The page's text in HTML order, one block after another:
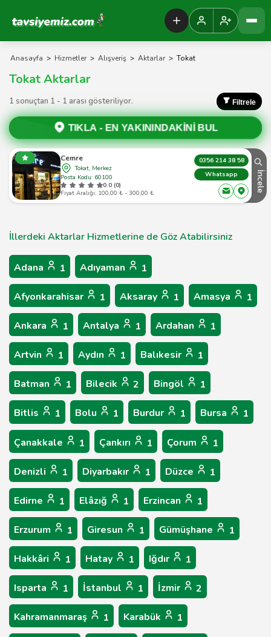
Tavsiyemiz Anasayfa
Anasayfa > Hizmetler > Alışveriş > Aktarlar > Tokat
Tokat Aktarlar
1 sonuçtan 1 - 1 arası gösteriliyor. Filtrele
TIKLA - EN YAKININDAKİNİ BUL
Cemre
Tokat, Merkez
Posta Kodu: 60100
0.0 (0)
Fiyat Aralığı: 100,00 ₺ - 300,00 ₺
0356 214 38 58
Whatsapp
İncele
İllerdeki Aktarlar Hizmetlerine de Göz Atabilirsiniz
Adana 1 Adıyaman 1
Afyonkarahisar 1 Aksaray 1 Amasya 1
Ankara 1 Antalya 1 Ardahan 1
Artvin 1 Aydın 1 Balıkesir 1
Batman 1 Bilecik 2 Bingöl 1
Bitlis 1 Bolu 1 Burdur 1 Bursa 1
Çanakkale 1 Çankırı 1 Çorum 1
Denizli 1 Diyarbakır 1 Düzce 1
Edirne 1 Elâzığ 1 Erzincan 1
Erzurum 1 Giresun 1 Gümüşhane 1
Hakkâri 1 Hatay 1 Iğdır 1
Isparta 1 İstanbul 1 İzmir 2
Kahramanmaraş 1 Karabük 1